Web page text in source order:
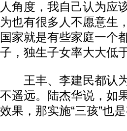
人角度，我自己认为应
为也有很多人不愿意生
国家就是有些家庭一个
子，独生子女率大大低
王丰、李建民都认为
不遥远。陆杰华说，如
效果，那实施“三孩”也是